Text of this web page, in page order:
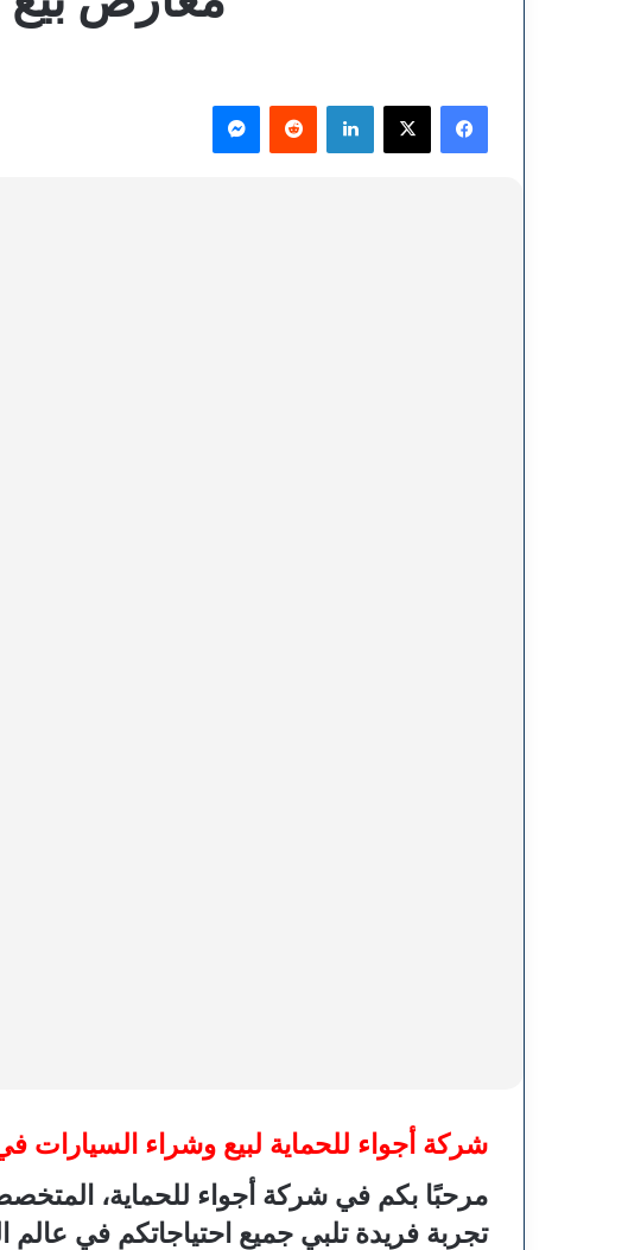
فيسبوك ‫X لينكدإن ماسنجر
شركة أجواء للحماية لبيع وشراء السيارات
مرحبًا بكم في شركة أجواء للحماية،
تجربة فريدة تلبي جميع احتياجاتكم في عالم